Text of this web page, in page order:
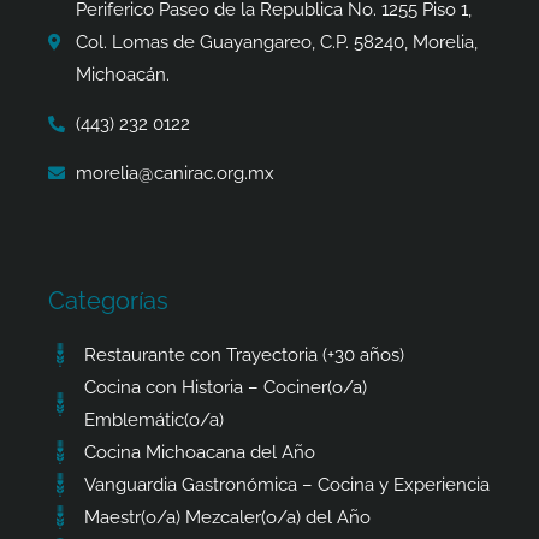
k
-
f
a
m
e
r
p
Periferico Paseo de la Republica No. 1255 Piso 1,
Col. Lomas de Guayangareo, C.P. 58240, Morelia,
Michoacán.
(443) 232 0122
morelia@canirac.org.mx
Categorías
Restaurante con Trayectoria (+30 años)
Cocina con Historia – Cociner(o/a)
Emblemátic(o/a)
Cocina Michoacana del Año
Vanguardia Gastronómica – Cocina y Experiencia
Maestr(o/a) Mezcaler(o/a) del Año